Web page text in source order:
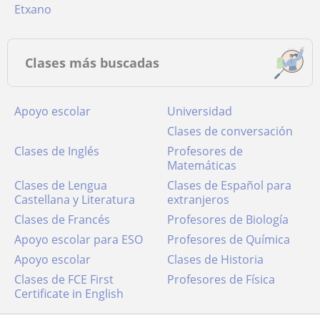
Etxano
Clases más buscadas
Apoyo escolar
Universidad
Clases de conversación
Clases de Inglés
Profesores de
Matemáticas
Clases de Lengua
Castellana y Literatura
Clases de Español para
extranjeros
Clases de Francés
Profesores de Biología
Apoyo escolar para ESO
Profesores de Química
Apoyo escolar
Clases de Historia
Clases de FCE First
Certificate in English
Profesores de Física